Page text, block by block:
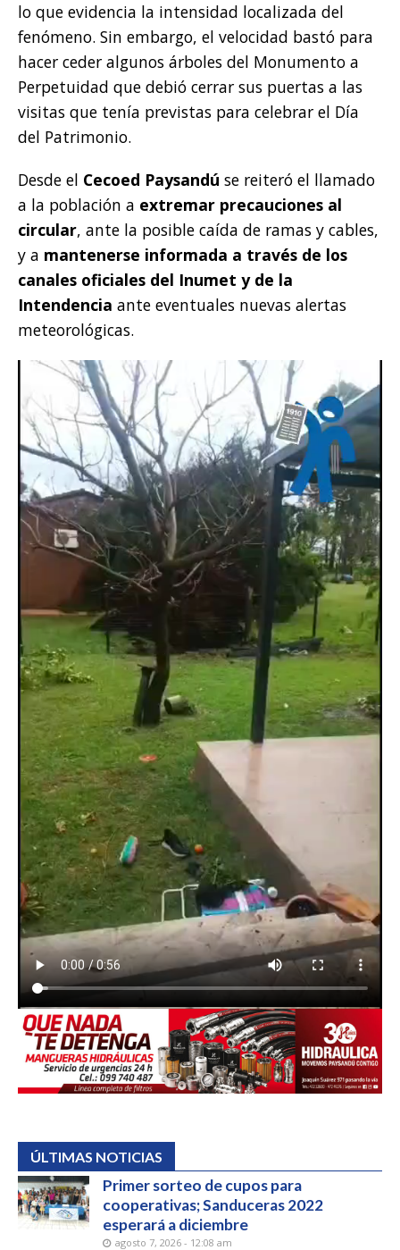
lo que evidencia la intensidad localizada del
fenómeno. Sin embargo, el velocidad bastó para
hacer ceder algunos árboles del Monumento a
Perpetuidad que debió cerrar sus puertas a las
visitas que tenía previstas para celebrar el Día
del Patrimonio.
Desde el Cecoed Paysandú se reiteró el llamado
a la población a extremar precauciones al
circular, ante la posible caída de ramas y cables,
y a mantenerse informada a través de los
canales oficiales del Inumet y de la
Intendencia ante eventuales nuevas alertas
meteorológicas.
ÚLTIMAS NOTICIAS
Primer sorteo de cupos para
cooperativas; Sanduceras 2022
esperará a diciembre
agosto 7, 2026 - 12:08 am